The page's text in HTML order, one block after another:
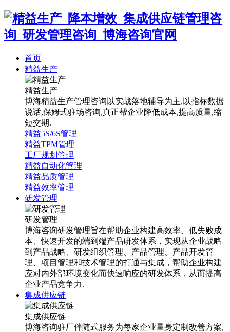
首页
精益生产
精益生产
博海精益生产管理咨询以实战落地辅导为主,以指标数据
说话,保姆式驻场咨询,真正帮企业降低成本,提高质量,缩
短交期.
精益5S/6S管理
精益TPM管理
工厂规划管理
精益自动化管理
精益品质管理
精益效率管理
研发管理
研发管理
博海咨询研发管理旨在帮助企业构建高效率、低失败成
本、快速开发的端到端产品研发体系，实现从企业战略
到产品战略、研发组织管理、产品管理、产品开发管
理、项目管理和技术管理的打通与集成，帮助企业构建
应对内外部环境变化而快速响应的研发体系，从而提高
企业产品竞争力.
集成供应链
集成供应链
博海咨询驻厂伴随式服务为每家企业量身定制改善方案,